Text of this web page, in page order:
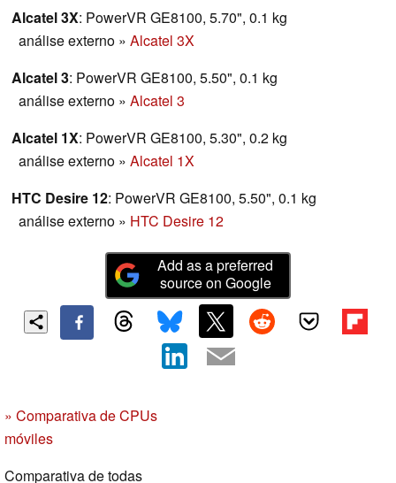
Alcatel 3X: PowerVR GE8100, 5.70", 0.1 kg
análise externo » Alcatel 3X
Alcatel 3: PowerVR GE8100, 5.50", 0.1 kg
análise externo » Alcatel 3
Alcatel 1X: PowerVR GE8100, 5.30", 0.2 kg
análise externo » Alcatel 1X
HTC Desire 12: PowerVR GE8100, 5.50", 0.1 kg
análise externo » HTC Desire 12
Add as a preferred
source on Google
» Comparativa de CPUs
móviles
Comparativa de todas